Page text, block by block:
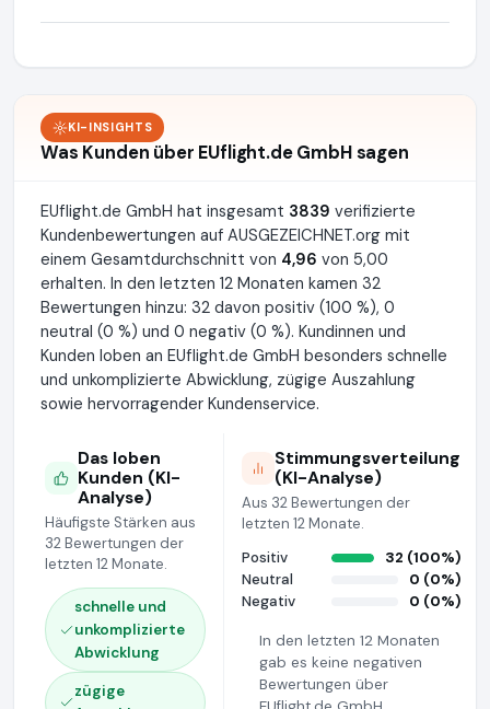
KI-INSIGHTS
Was Kunden über EUflight.de GmbH sagen
EUflight.de GmbH hat insgesamt 3839 verifizierte
Kundenbewertungen auf AUSGEZEICHNET.org mit
einem Gesamtdurchschnitt von 4,96 von 5,00
erhalten. In den letzten 12 Monaten kamen 32
Bewertungen hinzu: 32 davon positiv (100 %), 0
neutral (0 %) und 0 negativ (0 %). Kundinnen und
Kunden loben an EUflight.de GmbH besonders schnelle
und unkomplizierte Abwicklung, zügige Auszahlung
sowie hervorragender Kundenservice.
Das loben
Kunden (KI-
Analyse)
Häufigste Stärken aus
32 Bewertungen der
letzten 12 Monate.
schnelle und
unkomplizierte
Abwicklung
zügige
Stimmungsverteilung
(KI-Analyse)
Aus 32 Bewertungen der
letzten 12 Monate.
Positiv
32 (100%)
Neutral
0 (0%)
Negativ
0 (0%)
In den letzten 12 Monaten
gab es keine negativen
Bewertungen über